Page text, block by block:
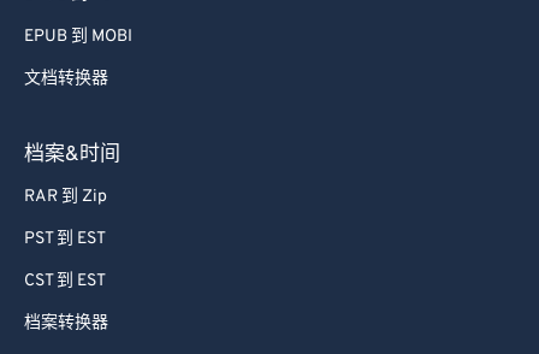
EPUB 到 MOBI
文档转换器
档案&时间
RAR 到 Zip
PST 到 EST
CST 到 EST
档案转换器